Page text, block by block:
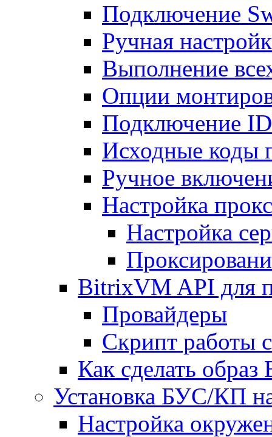
Подключение
Ручная
Выполнение
Опции
Подключение
Исходные коды
Ручное
Настройка
Настройка
BitrixVM API для
Провайдеры
Скрипт работы
Как сделать
Установка БУС/КП
Настройка